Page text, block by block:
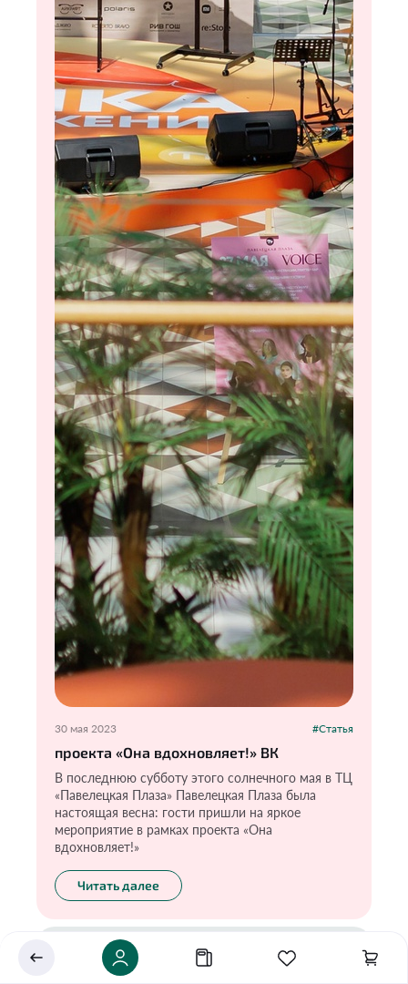
30 мая 2023 #Статья
проекта «Она вдохновляет!» ВК
В последнюю субботу этого солнечного мая в ТЦ
«Павелецкая Плаза» Павелецкая Плаза была
настоящая весна: гости пришли на яркое
мероприятие в рамках проекта «Она
вдохновляет!»
Читать далее
Укажите ваш город
Это важно для корректной работы Экоразноса и
дальнейших персональных функций сервиса.